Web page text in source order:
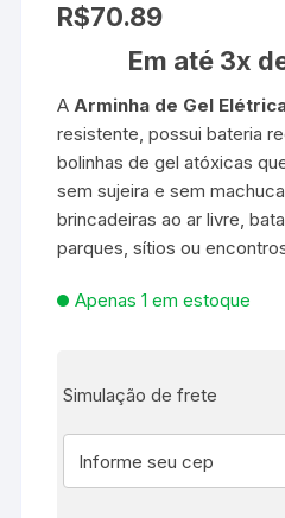
R$70.89
Em até 3x
AArminha de Gel
resistente, possui bateria
bolinhas de gel atóxicas
sem sujeira e sem
brincadeiras ao ar livre,
parques, sítios ou
Apenas 1 em estoque
Simulação de frete